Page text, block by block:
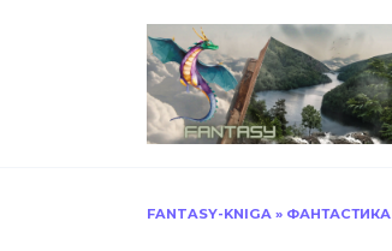
FANTASY-KNIGA » ФАНТАСТИКА